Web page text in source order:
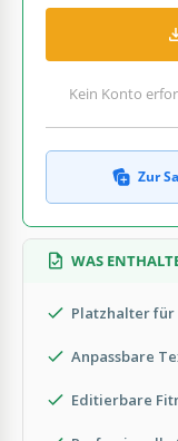
Kein Konto
Zur
WAS
Platzhalter
Anpassbare
Editierbare